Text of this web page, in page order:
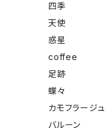
四季
天使
惑星
coffee
足跡
蝶々
カモフラージュ
バルーン